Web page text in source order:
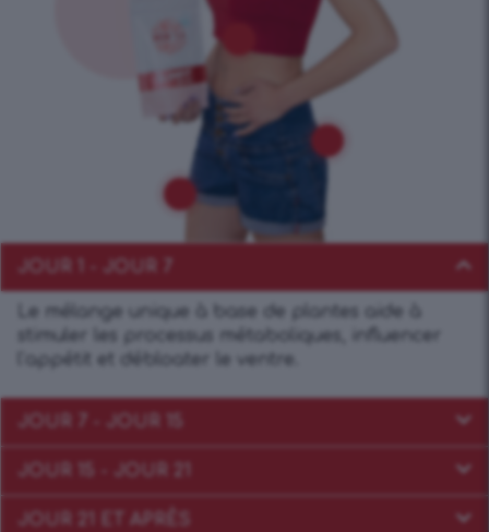
JOUR 1 - JOUR 7
Le mélange unique à base de plantes aide à
stimuler les processus métaboliques, influencer
l’appétit et débloater le ventre.
JOUR 7 - JOUR 15
JOUR 15 - JOUR 21
JOUR 21 ET APRÈS